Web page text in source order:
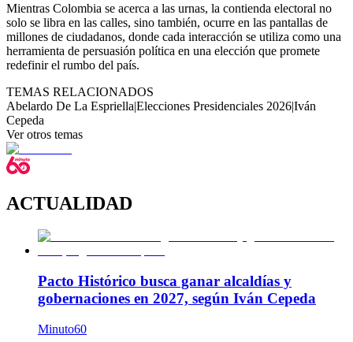
Mientras Colombia se acerca a las urnas, la contienda electoral no
solo se libra en las calles, sino también, ocurre en las pantallas de
millones de ciudadanos, donde cada interacción se utiliza como una
herramienta de persuasión política en una elección que promete
redefinir el rumbo del país.
TEMAS RELACIONADOS
Abelardo De La Espriella|Elecciones Presidenciales 2026|Iván
Cepeda
Ver otros temas
ACTUALIDAD
Pacto Histórico busca ganar alcaldías y
gobernaciones en 2027, según Iván Cepeda
Minuto60